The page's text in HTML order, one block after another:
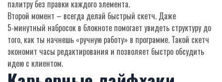
палитру без правки каждого элемента.
Второй момент – всегда делай быстрый скетч. Даже
5‑минутный набросок в блокноте помогает увидеть структуру до
того, как ты начнешь «ручную работу» в программе. Такой скетч
экономит часы редактирования и позволяет быстро обсудить
идею с клиентом.